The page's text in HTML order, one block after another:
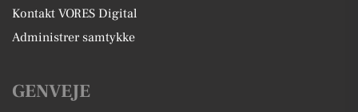
Kontakt VORES Digital
Administrer samtykke
GENVEJE